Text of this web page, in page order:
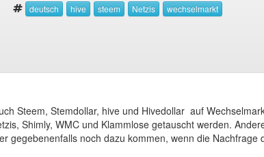
Steem, Stemdollar, hive und Hivedollar auf
Shimly, WMC und Klammlose getauscht werden.
gegebenenfalls noch dazu kommen, wenn die Nachfrage